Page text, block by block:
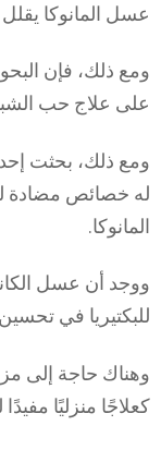
عسل المانوكا
ومع ذلك، فإن
على علاج حب
ومع ذلك، بحثت
له خصائص مضادة
المانوكا.
ووجد أن عسل
للبكتيريا في
وهناك حاجة إلى
كعلاجًا منزليًا